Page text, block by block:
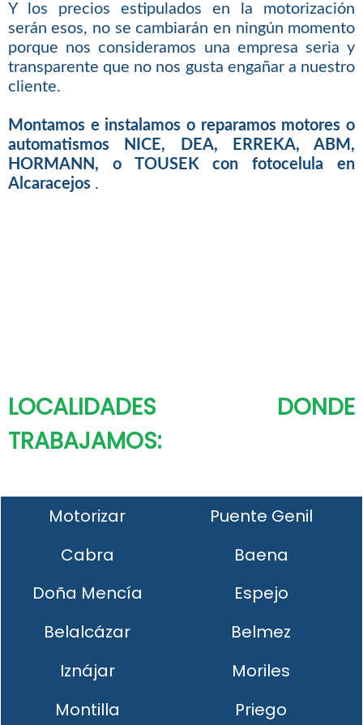
Y los precios estipulados en la motorización
serán esos, no se cambiarán en ningún momento
porque nos consideramos una empresa seria y
transparente que no nos gusta engañar a nuestro
cliente.
Montamos e instalamos o reparamos motores o
automatismos NICE, DEA, ERREKA, ABM,
HORMANN, o TOUSEK con fotocelula en
Alcaracejos .
LOCALIDADES DONDE
TRABAJAMOS:
Motorizar
Puente Genil
Cabra
Baena
Doña Mencía
Espejo
Belalcázar
Belmez
Iznájar
Moriles
Montilla
Priego